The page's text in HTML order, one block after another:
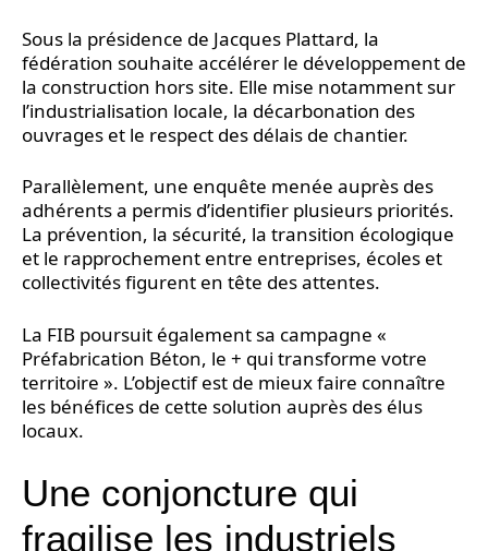
Sous la présidence de Jacques Plattard, la
fédération souhaite accélérer le développement de
la construction hors site. Elle mise notamment sur
l’industrialisation locale, la décarbonation des
ouvrages et le respect des délais de chantier.
Parallèlement, une enquête menée auprès des
adhérents a permis d’identifier plusieurs priorités.
La prévention, la sécurité, la transition écologique
et le rapprochement entre entreprises, écoles et
collectivités figurent en tête des attentes.
La FIB poursuit également sa campagne «
Préfabrication Béton, le + qui transforme votre
territoire ». L’objectif est de mieux faire connaître
les bénéfices de cette solution auprès des élus
locaux.
Une conjoncture qui
fragilise les industriels